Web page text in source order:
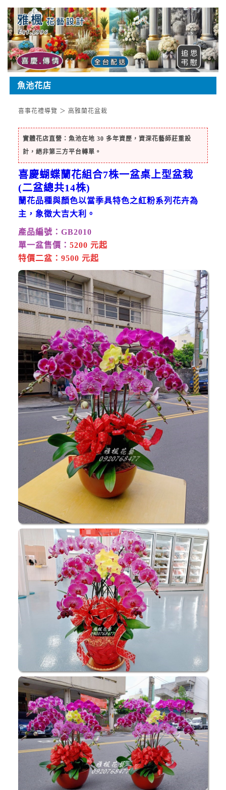
魚池花店
喜事花禮導覽 ＞ 高雅蘭花盆栽
實體花店直營：魚池在地 30 多年資歷，資深花藝師莊重設
計，絕非第三方平台轉單。
喜慶蝴蝶蘭花組合7株一盆桌上型盆栽
(二盆總共14株)
蘭花品種與顏色以當季具特色之紅粉系列花卉為
主，象徵大吉大利。
產品編號：GB2010
單一盆售價： 5200 元起
特價二盆： 9500 元起